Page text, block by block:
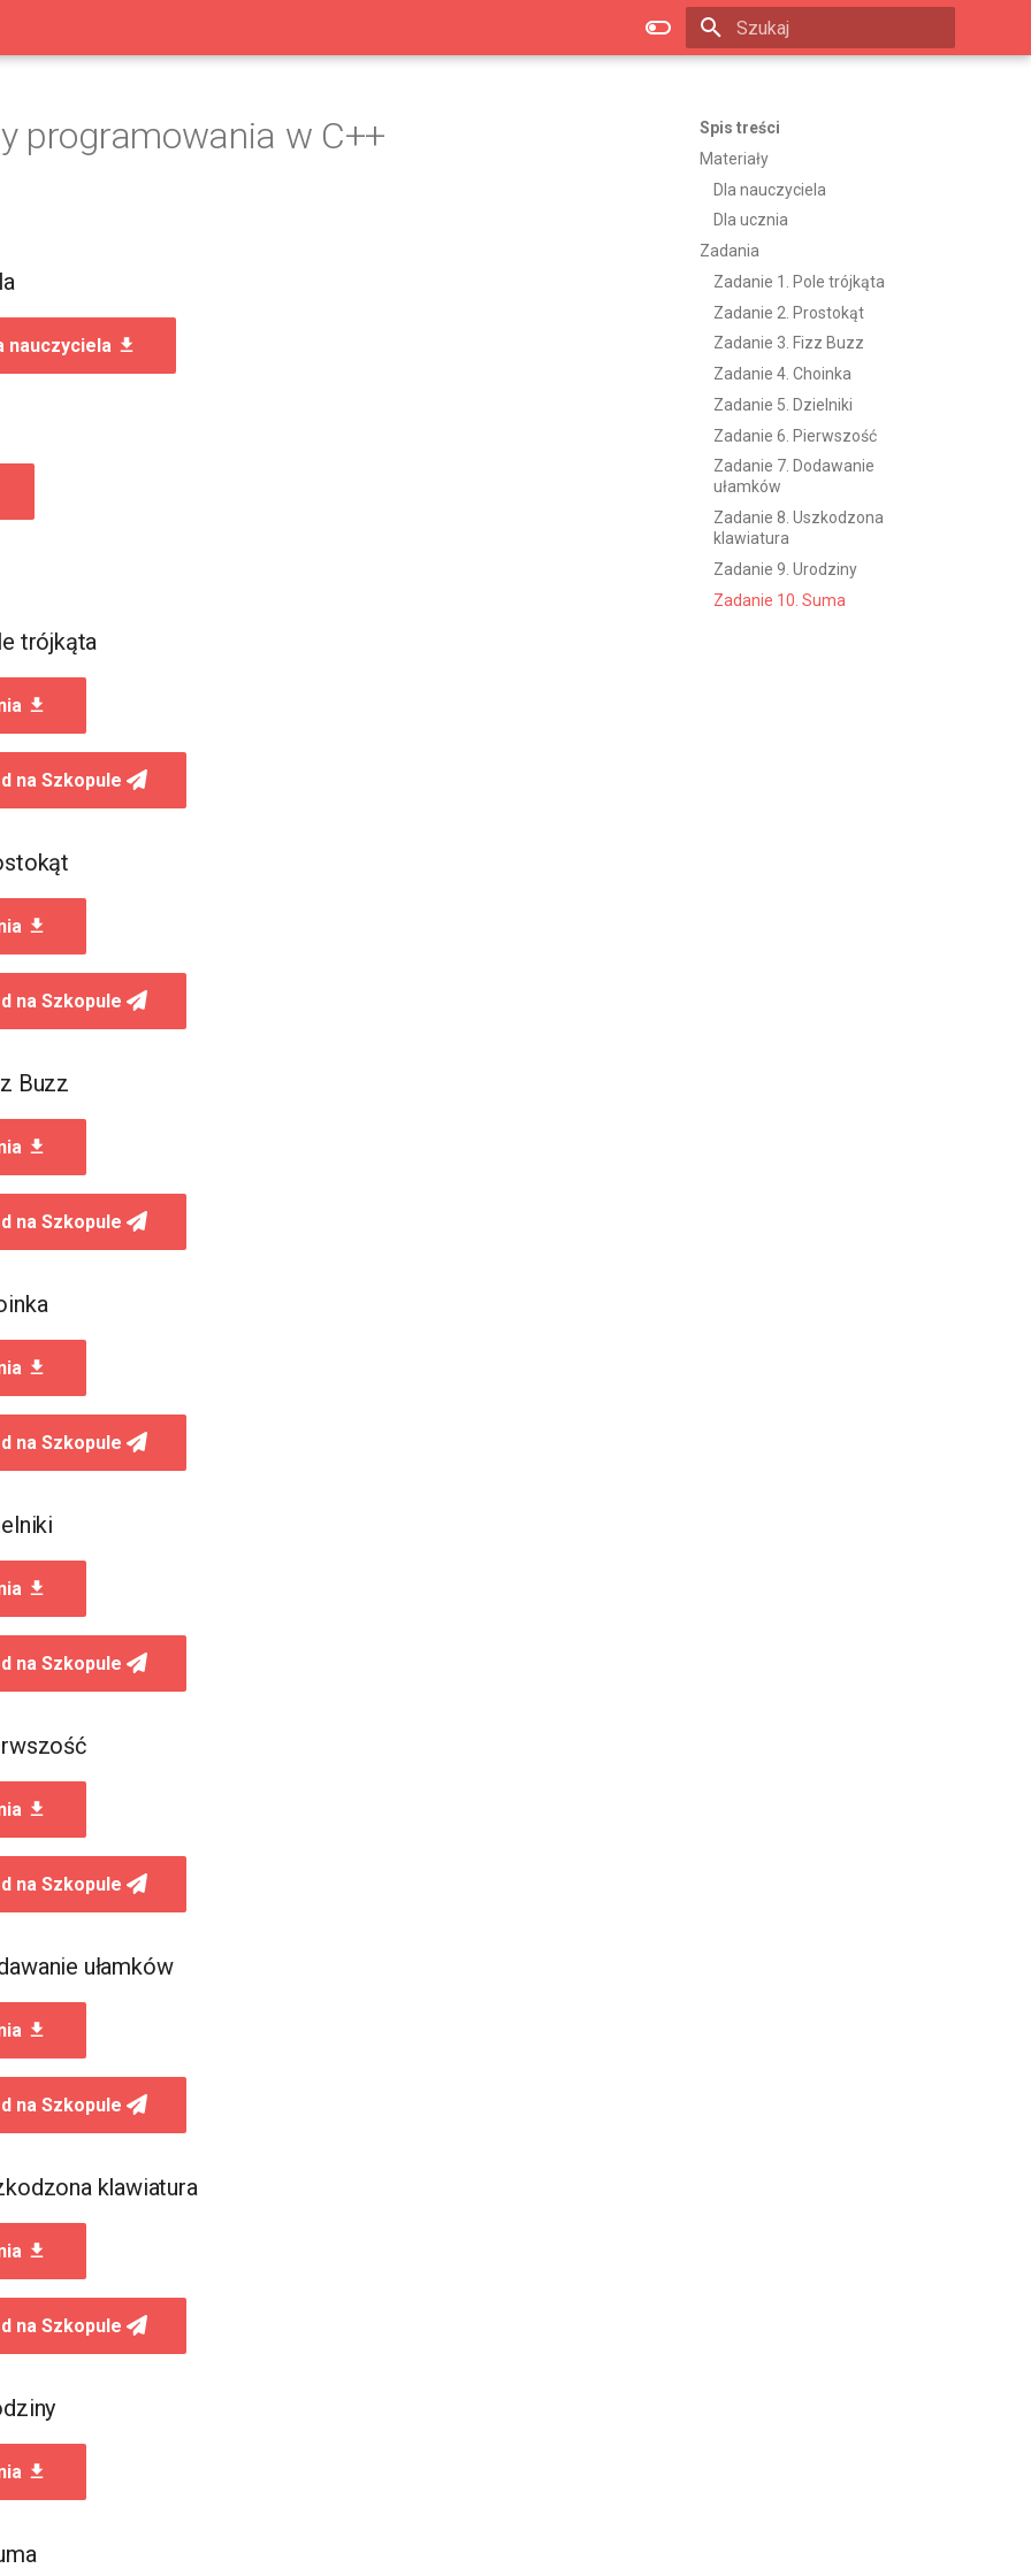
Spis treści
Materiały
Dla nauczyciela
Dla ucznia
Zadania
Zadanie 1. Pole trójkąta
Zadanie 2. Prostokąt
Zadanie 3. Fizz Buzz
Zadanie 4. Choinka
Zadanie 5. Dzielniki
Zadanie 6. Pierwszość
Zadanie 7. Dodawanie
ułamków
Zadanie 8. Uszkodzona
klawiatura
Zadanie 9. Urodziny
Zadanie 10. Suma
programowania w C++
nauczyciela
trójkąta
na Szkopule
na Szkopule
Buzz
na Szkopule
na Szkopule
na Szkopule
na Szkopule
ułamków
na Szkopule
klawiatura
na Szkopule